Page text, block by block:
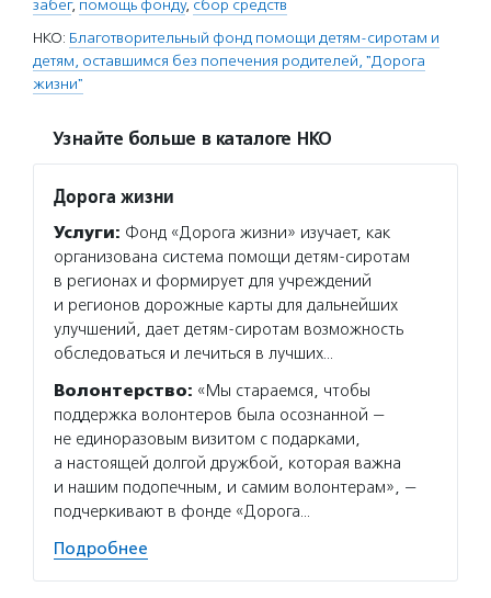
забег, помощь фонду, сбор средств
НКО: Благотворительный фонд помощи детям-сиротам и
детям, оставшимся без попечения родителей, "Дорога
жизни"
Узнайте больше в каталоге НКО
Дорога жизни
Услуги: Фонд «Дорога жизни» изучает, как
организована система помощи детям-сиротам
в регионах и формирует для учреждений
и регионов дорожные карты для дальнейших
улучшений, дает детям-сиротам возможность
обследоваться и лечиться в лучших…
Волонтерство: «Мы стараемся, чтобы
поддержка волонтеров была осознанной —
не единоразовым визитом с подарками,
а настоящей долгой дружбой, которая важна
и нашим подопечным, и самим волонтерам», —
подчеркивают в фонде «Дорога…
Подробнее